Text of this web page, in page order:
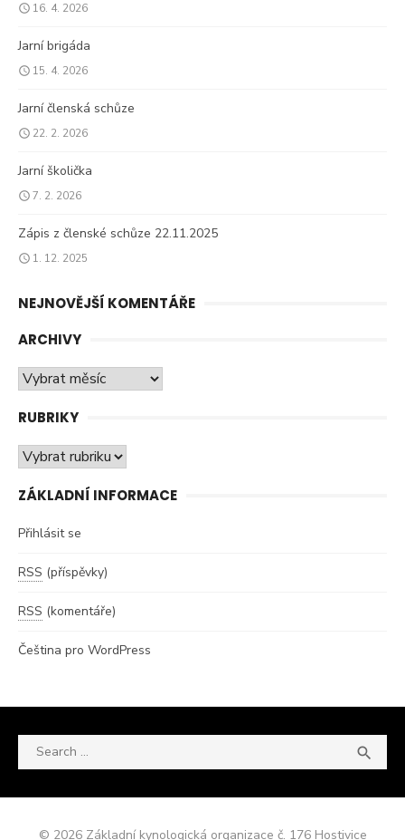
16. 4. 2026
Jarní brigáda
15. 4. 2026
Jarní členská schůze
22. 2. 2026
Jarní školička
7. 2. 2026
Zápis z členské schůze 22.11.2025
1. 12. 2025
NEJNOVĚJŠÍ KOMENTÁŘE
ARCHIVY
Archivy
RUBRIKY
Rubriky
ZÁKLADNÍ INFORMACE
Přihlásit se
RSS (příspěvky)
RSS (komentáře)
Čeština pro WordPress
Search
for:

© 2026 Základní kynologická organizace č. 176 Hostivice